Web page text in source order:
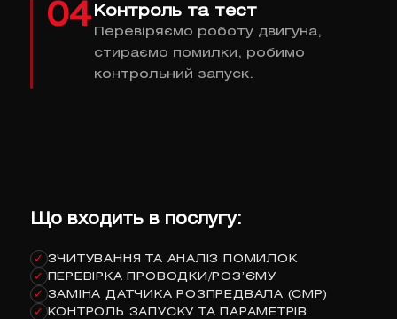
04 Контроль та тест
Перевіряємо роботу двигуна,
стираємо помилки, робимо
контрольний запуск.
Що входить в послугу:
✓ ЗЧИТУВАННЯ ТА АНАЛІЗ ПОМИЛОК
✓ ПЕРЕВІРКА ПРОВОДКИ/РОЗ’ЄМУ
✓ ЗАМІНА ДАТЧИКА РОЗПРЕДВАЛА (CMP)
✓ КОНТРОЛЬ ЗАПУСКУ ТА ПАРАМЕТРІВ